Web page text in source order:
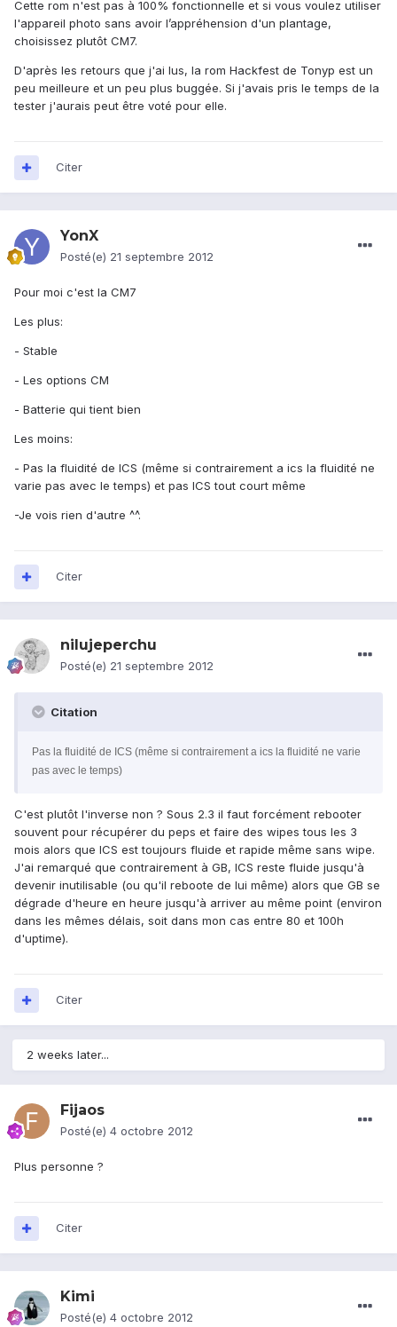
Cette rom n'est pas à 100% fonctionnelle et si vous voulez utiliser
l'appareil photo sans avoir l’appréhension d'un plantage,
choisissez plutôt CM7.
D'après les retours que j'ai lus, la rom Hackfest de Tonyp est un
peu meilleure et un peu plus buggée. Si j'avais pris le temps de la
tester j'aurais peut être voté pour elle.
Citer
YonX
Posté(e) 21 septembre 2012
Pour moi c'est la CM7
Les plus:
- Stable
- Les options CM
- Batterie qui tient bien
Les moins:
- Pas la fluidité de ICS (même si contrairement a ics la fluidité ne
varie pas avec le temps) et pas ICS tout court même
-Je vois rien d'autre ^^.
Citer
nilujeperchu
Posté(e) 21 septembre 2012
Citation
Pas la fluidité de ICS (même si contrairement a ics la fluidité ne varie
pas avec le temps)
C'est plutôt l'inverse non ? Sous 2.3 il faut forcément rebooter
souvent pour récupérer du peps et faire des wipes tous les 3
mois alors que ICS est toujours fluide et rapide même sans wipe.
J'ai remarqué que contrairement à GB, ICS reste fluide jusqu'à
devenir inutilisable (ou qu'il reboote de lui même) alors que GB se
dégrade d'heure en heure jusqu'à arriver au même point (environ
dans les mêmes délais, soit dans mon cas entre 80 et 100h
d'uptime).
Citer
2 weeks later...
Fijaos
Posté(e) 4 octobre 2012
Plus personne ?
Citer
Kimi
Posté(e) 4 octobre 2012